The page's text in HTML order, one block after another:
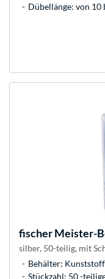
Dübellänge: von 10
fischerMeister-
silber, 50-teilig, mit
Behälter:
Stückzahl: 50 -